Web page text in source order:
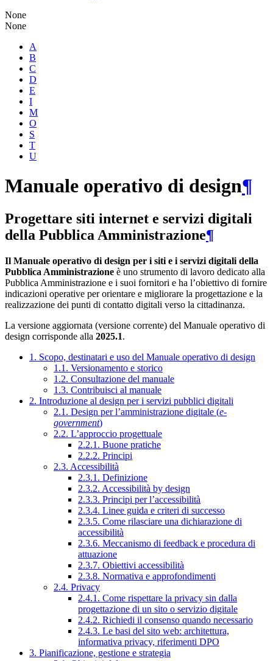
None
None
A
B
C
D
E
I
M
O
S
T
U
Manuale operativo di design¶
Progettare siti internet e servizi digitali
della Pubblica Amministrazione¶
Il Manuale operativo di design per i siti e i servizi digitali della
Pubblica Amministrazione è uno strumento di lavoro dedicato alla
Pubblica Amministrazione e i suoi fornitori e ha l’obiettivo di fornire
indicazioni operative per orientare e migliorare la progettazione e la
realizzazione dei punti di contatto digitali verso la cittadinanza.
La versione aggiornata (versione corrente) del Manuale operativo di
design corrisponde alla 2025.1.
1. Scopo, destinatari e uso del Manuale operativo di design
1.1. Versionamento e storico
1.2. Consultazione del manuale
1.3. Contribuisci al manuale
2. Introduzione al design per i servizi pubblici digitali
2.1. Design per l’amministrazione digitale (e-
government)
2.2. L’approccio progettuale
2.2.1. Buone pratiche
2.2.2. Principi
2.3. Accessibilità
2.3.1. Definizione
2.3.2. Accessibilità by design
2.3.3. Principi per l’accessibilità
2.3.4. Linee guida e criteri di successo
2.3.5. Come rilasciare una dichiarazione di
accessibilità
2.3.6. Meccanismo di feedback e procedura di
attuazione
2.3.7. Obiettivi accessibilità
2.3.8. Normativa e approfondimenti
2.4. Privacy
2.4.1. Come rispettare la privacy sin dalla
progettazione di un sito o servizio digitale
2.4.2. Richiedi il consenso quando necessario
2.4.3. Le basi del sito web: architettura,
informativa privacy, riferimenti DPO
3. Pianificazione, gestione e strategia